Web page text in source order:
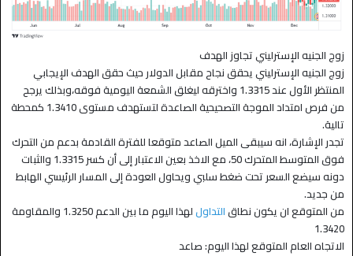
زوج الجنيه الإسترليني تجاوز الهدف
زوج الجنيه الإسترليني يحقق نجاح مقابل الدولار حيث حقق الهدف الإيجابي
المنتظر الأول عند 1.3315 واخترقه ليغلق الشمعة اليومية فوقه،وبذلك يرجح
من فرص امتداد الموجة التصحيحية الصاعدة لتستهدف مستوى 1.3410 كمحطة
تالية.
تجدر الإشارة، انه سيبقى الميل الصاعد متوقعا للفترة القادمة بدعم من التحرك
فوق المتوسط المتحرك 50، مع الاخذ بعين الاعتبار إلى أن كسر 1.3315 والثبات
دونه سيضع السعر تحت ضغط سلبي ويحاول العودة إلى المسار الرئيسي الهابط
من جديد.
من المتوقع ان يكون نطاقالتداول
لهذا اليوم ما بين الدعم 1.3250 والمقاومة
1.3420
الاتجاه العام المتوقع لهذا اليوم: صاعد